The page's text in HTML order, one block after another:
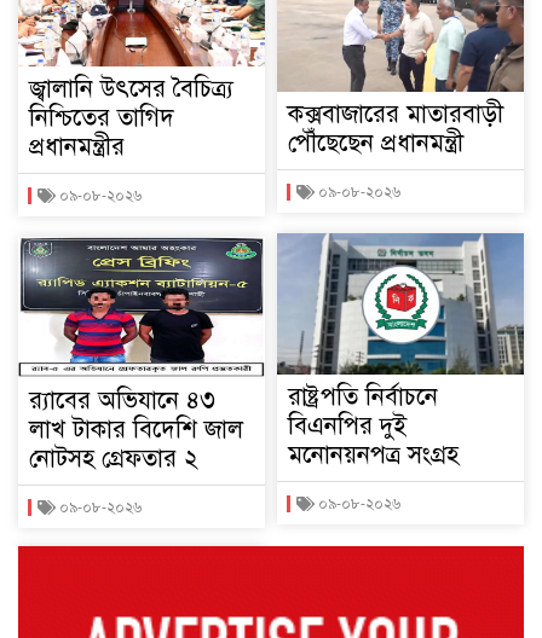
জ্বালানি উৎসের বৈচিত্র্য
নিশ্চিতের তাগিদ
প্রধানমন্ত্রীর
০৯-০৮-২০২৬
র‌্যাবের অভিযানে ৪৩
লাখ টাকার বিদেশি জাল
নোটসহ গ্রেফতার ২
০৯-০৮-২০২৬
কক্সবাজারের মাতারবাড়ী
পৌঁছেছেন প্রধানমন্ত্রী
০৯-০৮-২০২৬
রাষ্ট্রপতি নির্বাচনে
বিএনপির দুই
মনোনয়নপত্র সংগ্রহ
০৯-০৮-২০২৬